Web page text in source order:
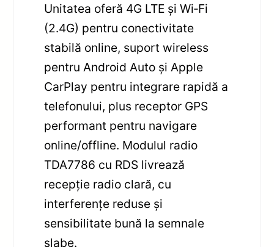
Unitatea oferă 4G LTE și Wi‑Fi
(2.4G) pentru conectivitate
stabilă online, suport wireless
pentru Android Auto și Apple
CarPlay pentru integrare rapidă a
telefonului, plus receptor GPS
performant pentru navigare
online/offline. Modulul radio
TDA7786 cu RDS livrează
recepție radio clară, cu
interferențe reduse și
sensibilitate bună la semnale
slabe.